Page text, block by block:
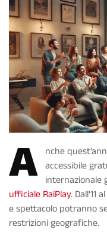
A nche
accessibile
internazionale
ufficiale RaiPlay. Dall'11
e spettacolo potranno
restrizioni geografiche.